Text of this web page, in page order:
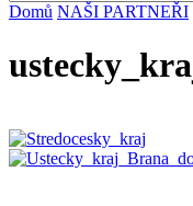
Domů NAŠI PARTNEŘI